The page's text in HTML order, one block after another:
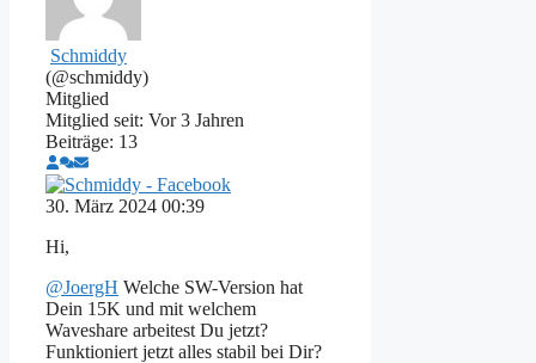
Schmiddy
(@schmiddy)
Mitglied
Mitglied seit: Vor 3 Jahren
Beiträge: 13
30. März 2024 00:39
Hi,
@JoergH Welche SW-Version hat
Dein 15K und mit welchem
Waveshare arbeitest Du jetzt?
Funktioniert jetzt alles stabil bei Dir?